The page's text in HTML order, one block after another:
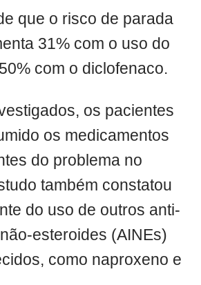
que o risco de parada
31% com o uso do
com o diclofenaco.
os pacientes
os medicamentos
do problema no
também constatou
do uso de outros anti-
esteroides (AINEs)
como naproxeno e